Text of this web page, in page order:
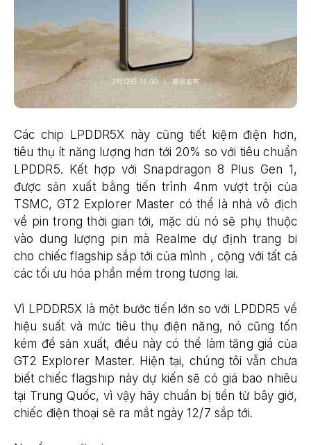
Các chip LPDDR5X này cũng tiết kiệm điện hơn,
tiêu thụ ít năng lượng hơn tới 20% so với tiêu chuẩn
LPDDR5. Kết hợp với Snapdragon 8 Plus Gen 1,
được sản xuất bằng tiến trình 4nm vượt trội của
TSMC, GT2 Explorer Master có thể là nhà vô địch
về pin trong thời gian tới, mặc dù nó sẽ phụ thuộc
vào dung lượng pin mà Realme dự định trang bi
cho chiếc flagship sắp tới của mình , cộng với tất cả
các tối ưu hóa phần mềm trong tương lai.
Vì LPDDR5X là một bước tiến lớn so với LPDDR5 về
hiệu suất và mức tiêu thụ điện năng, nó cũng tốn
kém để sản xuất, điều này có thể làm tăng giá của
GT2 Explorer Master. Hiện tại, chúng tôi vẫn chưa
biết chiếc flagship này dự kiến sẽ có giá bao nhiêu
tại Trung Quốc, vì vậy hãy chuẩn bị tiền từ bây giờ,
chiếc điện thoại sẽ ra mắt ngày 12/7 sắp tới.